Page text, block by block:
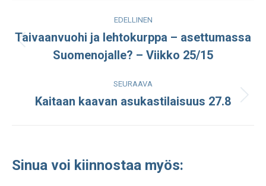
navigation
EDELLINEN
Edellinen
julkaisu:
Taivaanvuohi ja lehtokurppa – asettumassa
Suomenojalle? – Viikko 25/15
SEURAAVA
Seuraava
Kaitaan kaavan asukastilaisuus 27.8
Sinua voi kiinnostaa myös: